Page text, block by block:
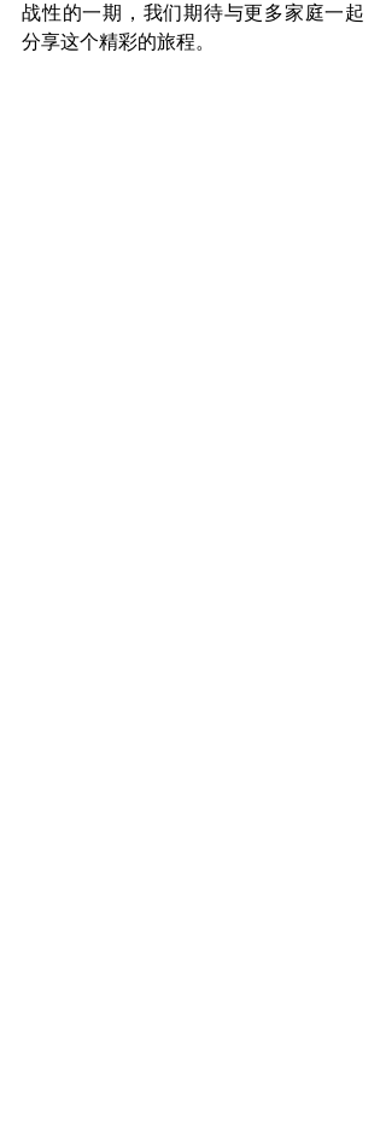
战性的一期，我们期待与更多家庭一起
分享这个精彩的旅程。